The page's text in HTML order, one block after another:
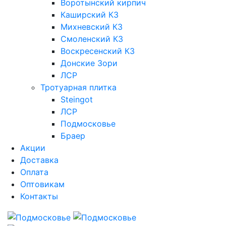
Воротынский кирпич
Каширский КЗ
Михневский КЗ
Смоленский КЗ
Воскресенский КЗ
Донские Зори
ЛСР
Тротуарная плитка
Steingot
ЛСР
Подмосковье
Браер
Акции
Доставка
Оплата
Оптовикам
Контакты